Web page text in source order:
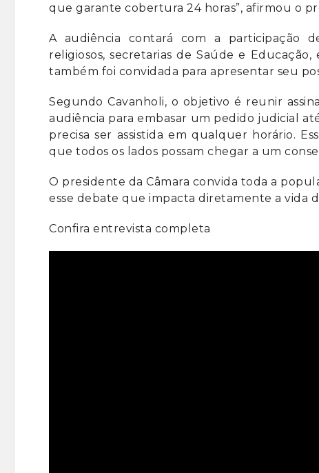
que garante cobertura 24 horas”, afirmou o
A audiência contará com a participação
religiosos, secretarias de Saúde e
também foi convidada para apresentar seu
Segundo Cavanholi, o objetivo é reunir
audiência para embasar um pedido judicial
precisa ser assistida em qualquer horário.
que todos os lados possam chegar a um
O presidente da Câmara convida toda a
esse debate que impacta diretamente a vida
Confira entrevista completa